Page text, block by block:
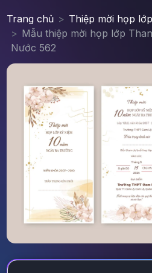
Trang chủ
Thiệp mời họp lớp
Mẫu thiệp mời họp lớp
Nước 562